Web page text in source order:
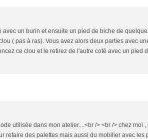
avec un burin et ensuite un pied de biche de
( pas à ras). Vous avez alors deux parties avec
ce clou et le retirez de l'autre coté avec un pied
utilisée dans mon atelier....<br /> <br /> chez moi ,
refaire des palettes mais aussi du mobilier avec les